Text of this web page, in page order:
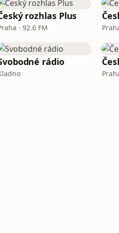
rozhlas Plus
· 92.6 FM
rádio